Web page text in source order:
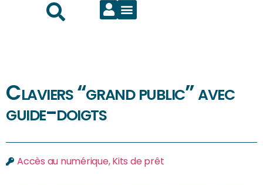
Claviers “grand public” avec
guide-doigts
Accès au numérique,Kits de prêt